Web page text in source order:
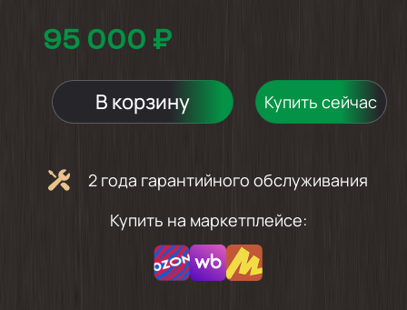
95 000 ₽
В корзину Купить сейчас
2 года гарантийного обслуживания
Купить на маркетплейсе: